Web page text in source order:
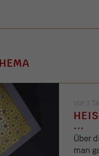
Vor 1
..
Über
man